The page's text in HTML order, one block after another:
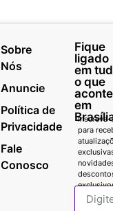
Sobre
Nós
Anuncie
Política de
Privacidade
Fale
Conosco
Fique
ligado
em
o que
em
Inscreva-
para